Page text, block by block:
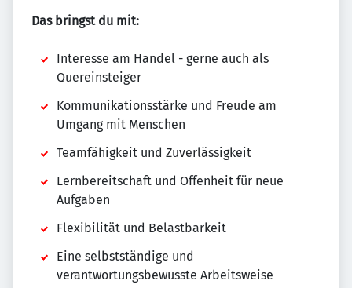
Das bringst du mit:
Interesse am Handel - gerne auch als
Quereinsteiger
Kommunikationsstärke und Freude am
Umgang mit Menschen
Teamfähigkeit und Zuverlässigkeit
Lernbereitschaft und Offenheit für neue
Aufgaben
Flexibilität und Belastbarkeit
Eine selbstständige und
verantwortungsbewusste Arbeitsweise